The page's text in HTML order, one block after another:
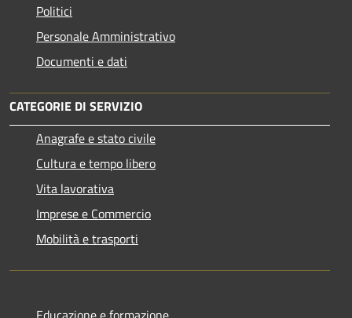
Politici
Personale Amministrativo
Documenti e dati
CATEGORIE DI SERVIZIO
Anagrafe e stato civile
Cultura e tempo libero
Vita lavorativa
Imprese e Commercio
Mobilità e trasporti